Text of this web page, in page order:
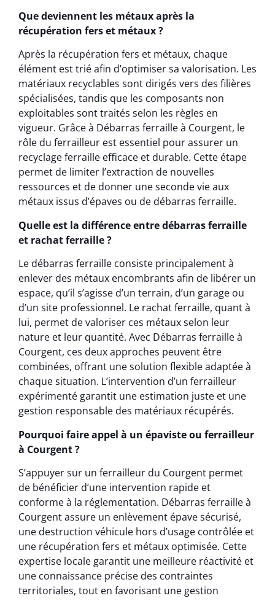
Que deviennent les métaux après la
récupération fers et métaux ?
Après la récupération fers et métaux, chaque
élément est trié afin d’optimiser sa valorisation. Les
matériaux recyclables sont dirigés vers des filières
spécialisées, tandis que les composants non
exploitables sont traités selon les règles en
vigueur. Grâce à Débarras ferraille à Courgent, le
rôle du ferrailleur est essentiel pour assurer un
recyclage ferraille efficace et durable. Cette étape
permet de limiter l’extraction de nouvelles
ressources et de donner une seconde vie aux
métaux issus d’épaves ou de débarras ferraille.
Quelle est la différence entre débarras ferraille
et rachat ferraille ?
Le débarras ferraille consiste principalement à
enlever des métaux encombrants afin de libérer un
espace, qu’il s’agisse d’un terrain, d’un garage ou
d’un site professionnel. Le rachat ferraille, quant à
lui, permet de valoriser ces métaux selon leur
nature et leur quantité. Avec Débarras ferraille à
Courgent, ces deux approches peuvent être
combinées, offrant une solution flexible adaptée à
chaque situation. L’intervention d’un ferrailleur
expérimenté garantit une estimation juste et une
gestion responsable des matériaux récupérés.
Pourquoi faire appel à un épaviste ou ferrailleur
à Courgent ?
S’appuyer sur un ferrailleur du Courgent permet
de bénéficier d’une intervention rapide et
conforme à la réglementation. Débarras ferraille à
Courgent assure un enlèvement épave sécurisé,
une destruction véhicule hors d’usage contrôlée et
une récupération fers et métaux optimisée. Cette
expertise locale garantit une meilleure réactivité et
une connaissance précise des contraintes
territoriales, tout en favorisant une gestion